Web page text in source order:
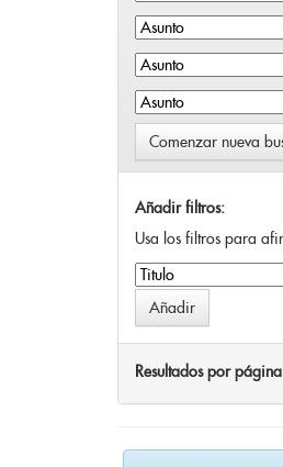
Comenzar nueva
Añadir filtros:
Usa los filtros para
Resultados por página